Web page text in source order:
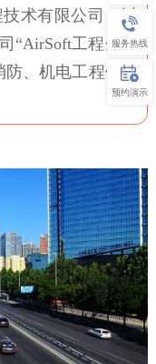
术有限公司（以
“AirSoft工程企业
防、机电工程领域
服务热线
预约演示